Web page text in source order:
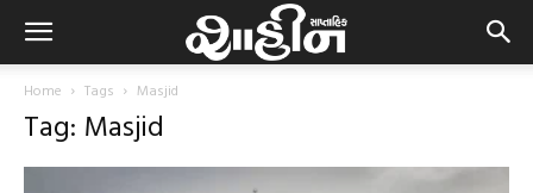
Home Tags Masjid
Tag: Masjid